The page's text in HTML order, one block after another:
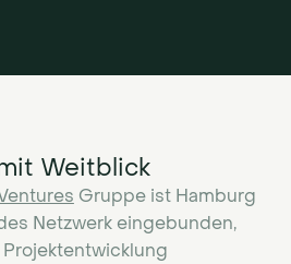
Weitblick
Gruppe ist Hamburg
Netzwerk eingebunden,